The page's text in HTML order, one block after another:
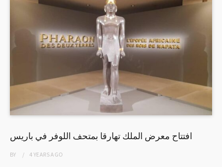
افتتاح معرض الملك تهارقا بمتحف اللوفر في باريس
BY 4 YEARSAGO